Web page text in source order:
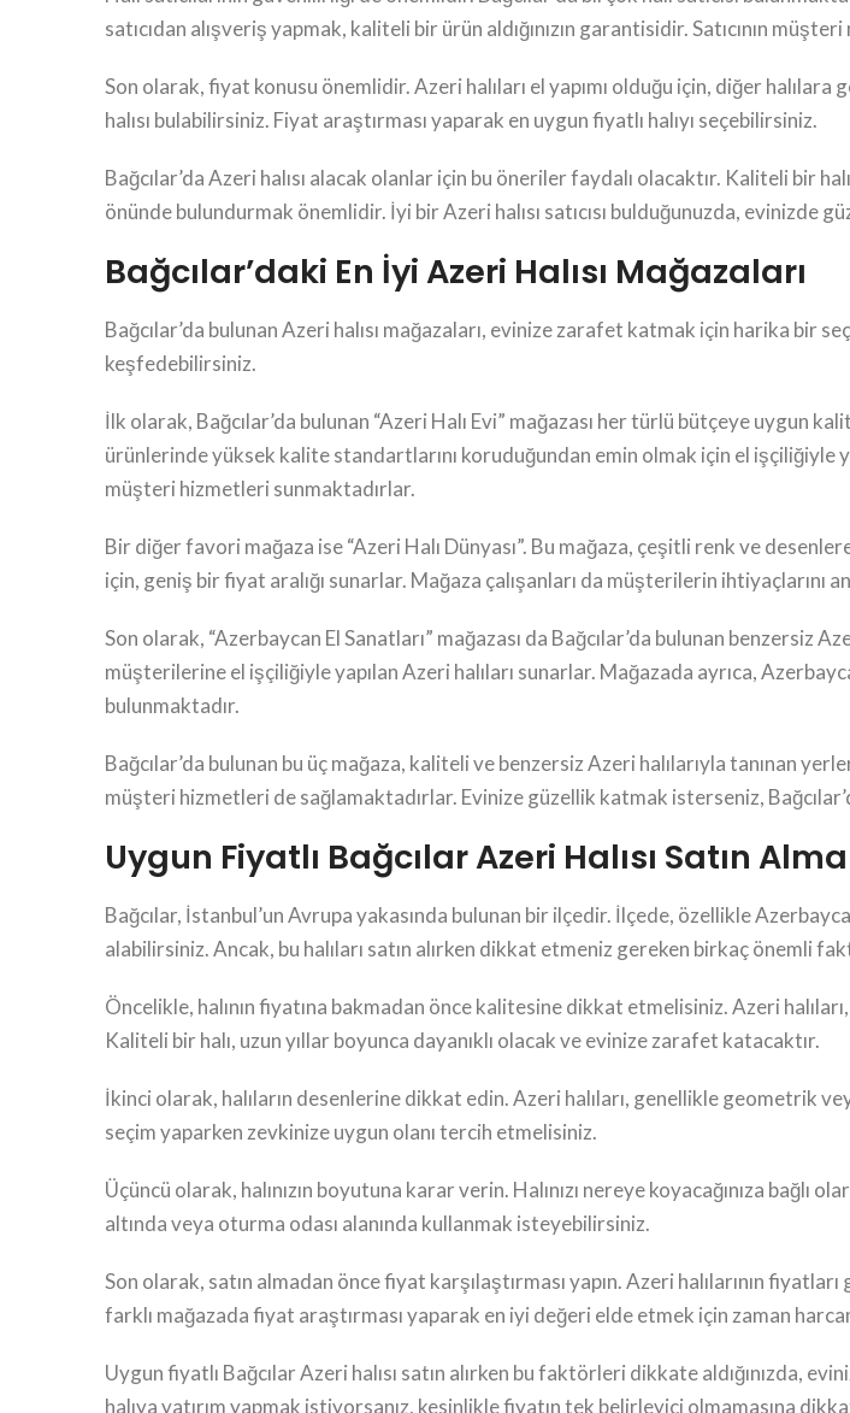
satıcıdan alışveriş yapmak, kaliteli bir ürün aldığınızın garantisidir. Satıcının
Son olarak, fiyat konusu önemlidir. Azeri halıları el yapımı olduğu için, diğer
halısı bulabilirsiniz. Fiyat araştırması yaparak en uygun fiyatlı halıyı seçebilirsiniz.
Bağcılar’da Azeri halısı alacak olanlar için bu öneriler faydalı olacaktır. Kaliteli
önünde bulundurmak önemlidir. İyi bir Azeri halısı satıcısı bulduğunuzda, evinizde
Bağcılar’daki En İyi Azeri Halısı Mağazaları
Bağcılar’da bulunan Azeri halısı mağazaları, evinize zarafet katmak için harika bir
keşfedebilirsiniz.
İlk olarak, Bağcılar’da bulunan “Azeri Halı Evi” mağazası her türlü bütçeye uygun
ürünlerinde yüksek kalite standartlarını koruduğundan emin olmak için el işçiliğiyle
müşteri hizmetleri sunmaktadırlar.
Bir diğer favori mağaza ise “Azeri Halı Dünyası”. Bu mağaza, çeşitli renk ve
için, geniş bir fiyat aralığı sunarlar. Mağaza çalışanları da müşterilerin ihtiyaçlarını
Son olarak, “Azerbaycan El Sanatları” mağazası da Bağcılar’da bulunan benzersiz
müşterilerine el işçiliğiyle yapılan Azeri halıları sunarlar. Mağazada ayrıca,
bulunmaktadır.
Bağcılar’da bulunan bu üç mağaza, kaliteli ve benzersiz Azeri halılarıyla tanınan
müşteri hizmetleri de sağlamaktadırlar. Evinize güzellik katmak isterseniz,
Uygun Fiyatlı Bağcılar Azeri Halısı Satın
Bağcılar, İstanbul’un Avrupa yakasında bulunan bir ilçedir. İlçede, özellikle
alabilirsiniz. Ancak, bu halıları satın alırken dikkat etmeniz gereken birkaç önemli
Öncelikle, halının fiyatına bakmadan önce kalitesine dikkat etmelisiniz. Azeri
Kaliteli bir halı, uzun yıllar boyunca dayanıklı olacak ve evinize zarafet katacaktır.
İkinci olarak, halıların desenlerine dikkat edin. Azeri halıları, genellikle geometrik
seçim yaparken zevkinize uygun olanı tercih etmelisiniz.
Üçüncü olarak, halınızın boyutuna karar verin. Halınızı nereye koyacağınıza
altında veya oturma odası alanında kullanmak isteyebilirsiniz.
Son olarak, satın almadan önce fiyat karşılaştırması yapın. Azeri halılarının
farklı mağazada fiyat araştırması yaparak en iyi değeri elde etmek için zaman
Uygun fiyatlı Bağcılar Azeri halısı satın alırken bu faktörleri dikkate aldığınızda,
halıya yatırım yapmak istiyorsanız, kesinlikle fiyatın tek belirleyici olmamasına